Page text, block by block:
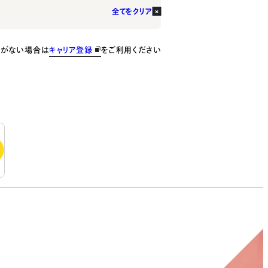
全てをクリア
ない場合はキャリア登録 をご利用ください